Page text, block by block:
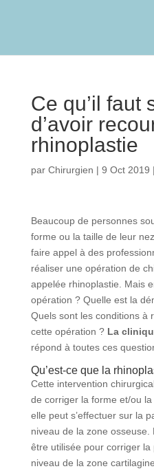
Ce qu’il faut
d’avoir
rhinoplastie
par Chirurgien | 9 Oct 2019 |
Beaucoup de personnes
forme ou la taille de leur
faire appel à des
réaliser une opération de
appelée rhinoplastie. Mais
opération ? Quelle est la
Quels sont les conditions à
cette opération ? La
répond à toutes ces
Qu’est-ce que la
Cette intervention
de corriger la forme et/ou la
elle peut s’effectuer sur la
niveau de la zone osseuse.
être utilisée pour corriger
niveau de la zone